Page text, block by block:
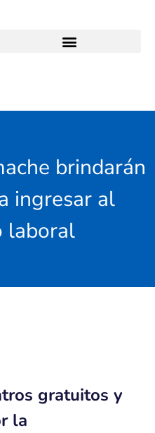
brindarán
ingresar al
laboral
gratuitos y
la